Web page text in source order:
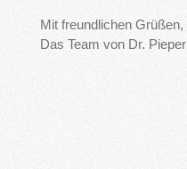
Mit freundlichen Grüßen,
Das Team von Dr. Pieper